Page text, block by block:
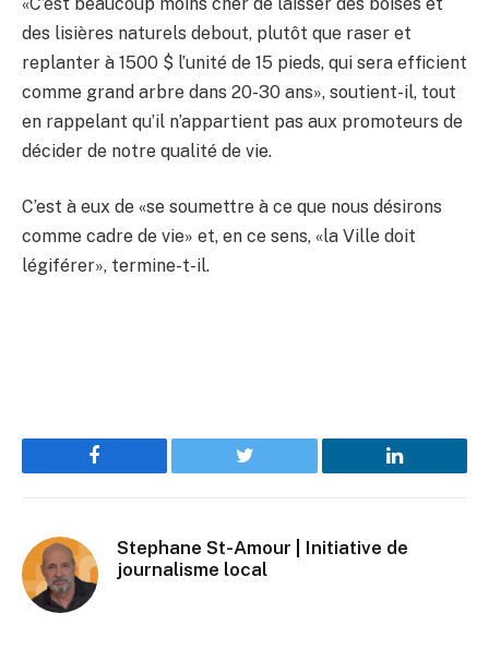
des lisières naturels debout, plutôt que raser et
replanter à 1500 $ l’unité de 15 pieds, qui sera efficient
comme grand arbre dans 20-30 ans», soutient-il, tout
en rappelant qu’il n’appartient pas aux promoteurs de
décider de notre qualité de vie.
C’est à eux de «se soumettre à ce que nous désirons
comme cadre de vie» et, en ce sens, «la Ville doit
légiférer», termine-t-il.
Facebook Twitter LinkedIn
Stephane St-Amour | Initiative de
journalisme local